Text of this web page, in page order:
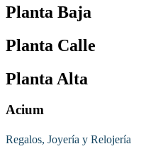
Planta Baja
Planta Calle
Planta Alta
Acium
Regalos, Joyería y Relojería